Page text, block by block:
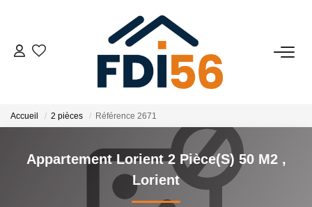
02 97 81 41 39
VENTES
Tous Nos Biens
Prestiges
Investisseurs
Accueil 2 pièces Référence 2671
Appartement Lorient 2 Pièce(s) 50 M2 ,
Lorient